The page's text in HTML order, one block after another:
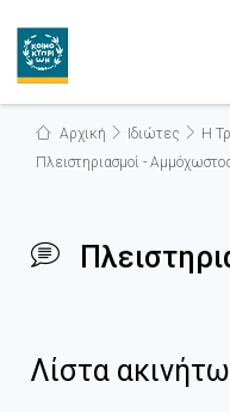
Αρχική Ιδιώτες Η
Πλειστηριασμοί -
Λίστα